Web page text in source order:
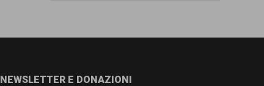
NEWSLETTER E DONAZIONI